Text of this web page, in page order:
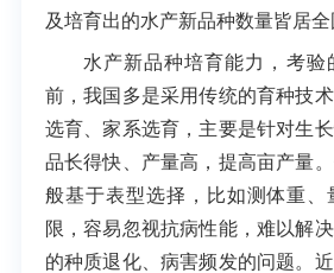
及培育出的水产新品种数量皆居全
水产新品种培育能力，考验
前，我国多是采用传统的育种技
选育、家系选育，主要是针对生
品长得快、产量高，提高亩产量
般基于表型选择，比如测体重、
限，容易忽视抗病性能，难以解
的种质退化、病害频发的问题。